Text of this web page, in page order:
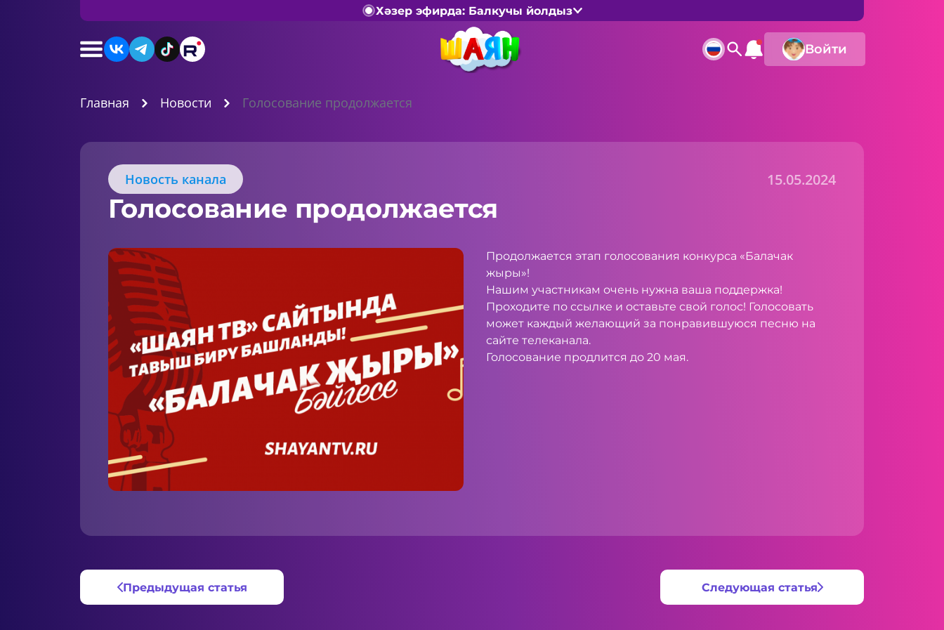
Хәзер эфирда: Балкучы йолдыз
Войти
Главная Новости Голосование продолжается
Новость канала 15.05.2024
Голосование продолжается
Продолжается этап голосования конкурса «Балачак
жыры»!
Нашим участникам очень нужна ваша поддержка!
Проходите по ссылке и оставьте свой голос! Голосовать
может каждый желающий за понравившуюся песню на
сайте телеканала.
Голосование продлится до 20 мая.
Предыдущая статья Следующая статья